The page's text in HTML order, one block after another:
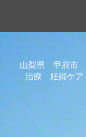
山梨県 甲府市
治療 妊婦ケ